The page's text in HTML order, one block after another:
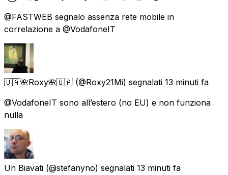
@FASTWEB segnalo assenza rete mobile in
correlazione a @VodafoneIT
🇺🇦🌺Roxy🌺🇺🇦 (@Roxy21Mi) segnalati 13 minuti fa
@VodafoneIT sono all’estero (no EU) e non funziona
nulla
Un Biavati (@stefanyno) segnalati 13 minuti fa